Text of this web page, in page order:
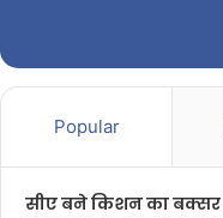
Popular
सीए बने किशन का